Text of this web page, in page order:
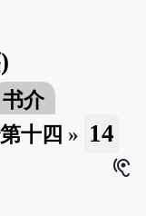
书介
十四 » 14
hearing